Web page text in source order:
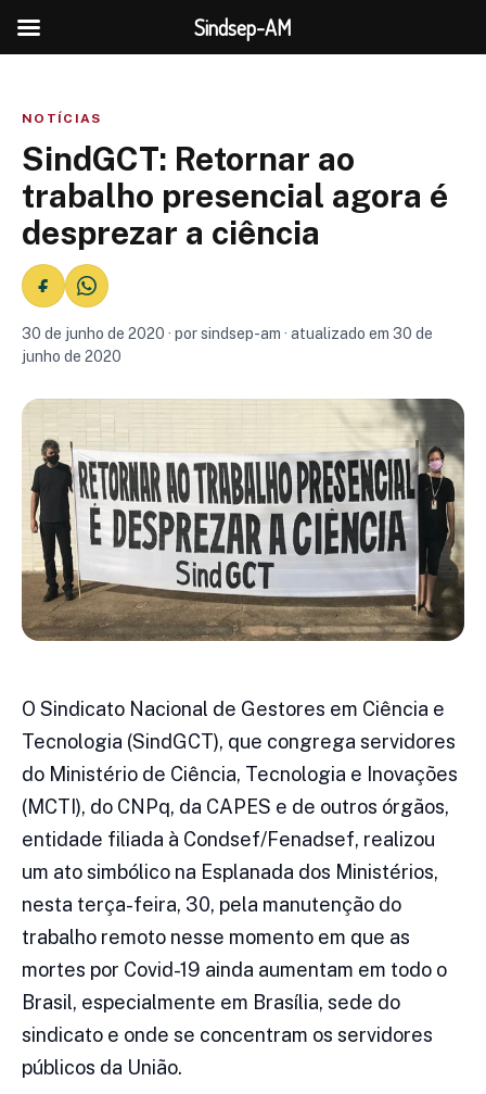
NOTÍCIAS
SindGCT: Retornar ao
trabalho presencial agora é
desprezar a ciência
30 de junho de 2020 · por sindsep-am · atualizado em 30 de
junho de 2020
O Sindicato Nacional de Gestores em Ciência e
Tecnologia (SindGCT), que congrega servidores
do Ministério de Ciência, Tecnologia e Inovações
(MCTI), do CNPq, da CAPES e de outros órgãos,
entidade filiada à Condsef/Fenadsef, realizou
um ato simbólico na Esplanada dos Ministérios,
nesta terça-feira, 30, pela manutenção do
trabalho remoto nesse momento em que as
mortes por Covid-19 ainda aumentam em todo o
Brasil, especialmente em Brasília, sede do
sindicato e onde se concentram os servidores
públicos da União.
Sindsep-AM